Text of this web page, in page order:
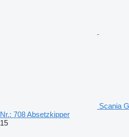
Scania
Nr.: 708 Absetzkipper
15